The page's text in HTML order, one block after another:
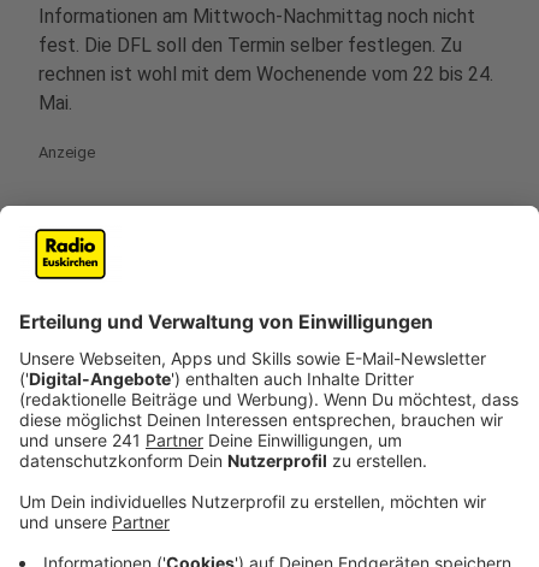
Informationen am Mittwoch-Nachmittag noch nicht
fest. Die DFL soll den Termin selber festlegen. Zu
rechnen ist wohl mit dem Wochenende vom 22 bis 24.
Mai.
Anzeige
Mit welchem Spieltag begonnen wird noch
offen
Wie genau der Spielplan ausschauen wird, ist noch
nicht klar. Allerdings steht schon jetzt fest, dass es
auch zu Englischen Wochen kommen wird, damit alle
Spieltage problemlos über die Bühne gebracht
werden.
Anzeige